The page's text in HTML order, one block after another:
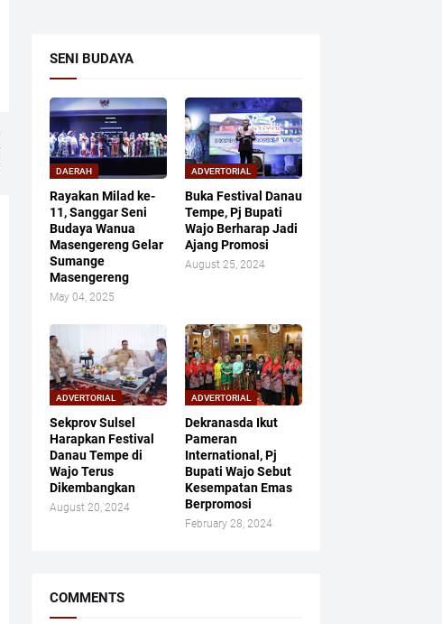
SENI BUDAYA
DAERAH
Rayakan Milad ke-
11, Sanggar Seni
Budaya Wanua
Masengereng Gelar
Sumange
Masengereng
May 04, 2025
ADVERTORIAL
Buka Festival Danau
Tempe, Pj Bupati
Wajo Berharap Jadi
Ajang Promosi
August 25, 2024
ADVERTORIAL
Sekprov Sulsel
Harapkan Festival
Danau Tempe di
Wajo Terus
Dikembangkan
August 20, 2024
ADVERTORIAL
Dekranasda Ikut
Pameran
International, Pj
Bupati Wajo Sebut
Kesempatan Emas
Berpromosi
February 28, 2024
COMMENTS